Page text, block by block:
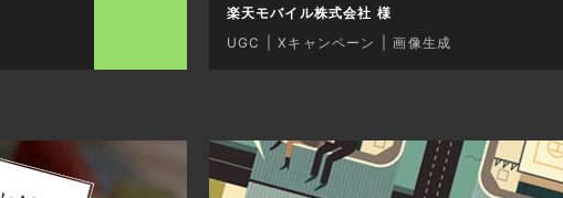
楽天モバイル株式会社 様
UGC
Xキャンペーン 画像生成